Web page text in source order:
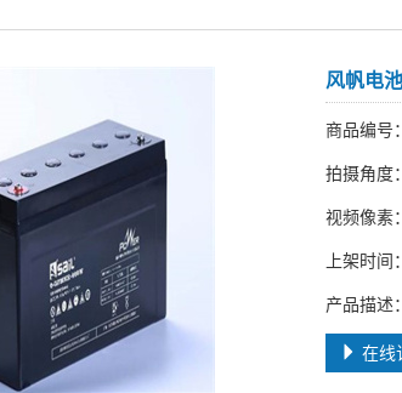
风帆电
商品编号：
拍摄角度：
视频像素：
上架时间：
产品描述：
在线